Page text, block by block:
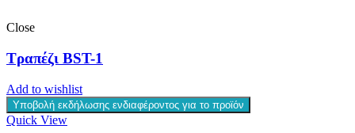
Close
Τραπέζι BST-1
Add to wishlist
Υποβολή εκδήλωσης ενδιαφέροντος για το προϊόν
Quick View